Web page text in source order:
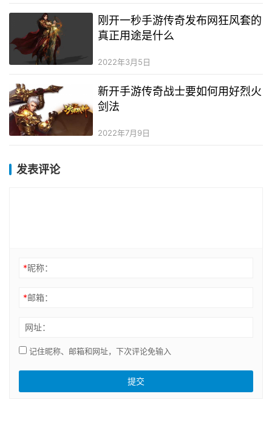
刚开一秒手游传奇发布网狂风套的
真正用途是什么
2022年3月5日
新开手游传奇战士要如何用好烈火
剑法
2022年7月9日
发表评论
*昵称：
*邮箱：
网址：
记住昵称、邮箱和网址，下次评论免输入